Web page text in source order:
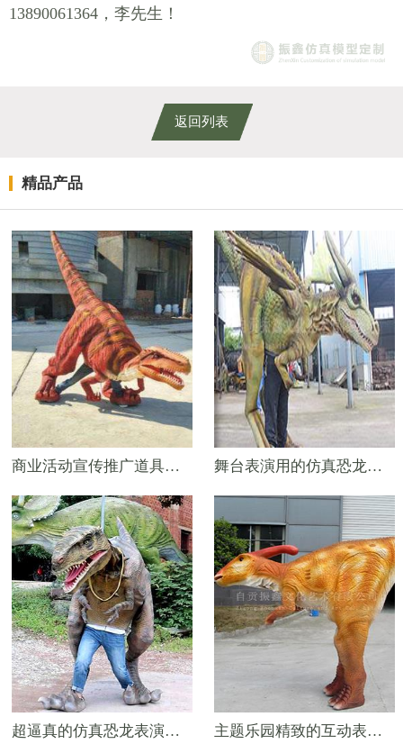
13890061364，李先生！
返回列表
精品产品
商业活动宣传推广道具——4米恐龙表演服 舞台表演用的仿真恐龙皮套——西方飞龙皮套
超逼真的仿真恐龙表演服——4.5米暴龙皮套 主题乐园精致的互动表演仿真恐龙服——5米仿真副栉龙皮套